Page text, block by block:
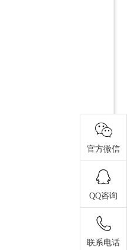
官方微信
QQ咨询
联系电话